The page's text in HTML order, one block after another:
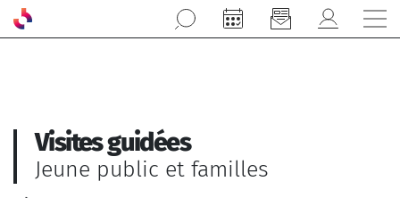
Aller au contenu principal
Visites guidées
Jeune public et familles